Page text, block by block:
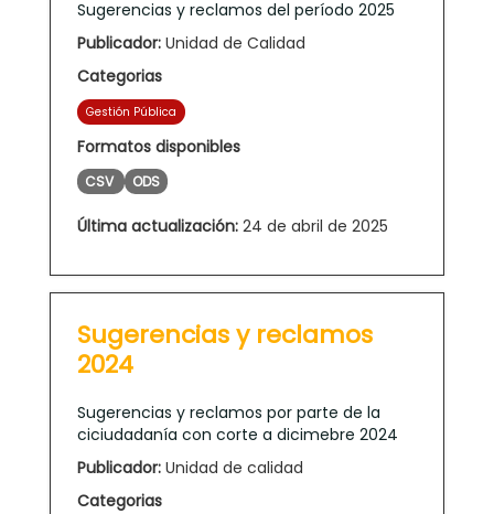
Sugerencias y reclamos del período 2025
Publicador: Unidad de Calidad
Categorias
Gestión Pública
Formatos disponibles
CSV ODS
Última actualización: 24 de abril de 2025
Sugerencias y reclamos
2024
Sugerencias y reclamos por parte de la
ciciudadanía con corte a dicimebre 2024
Publicador: Unidad de calidad
Categorias